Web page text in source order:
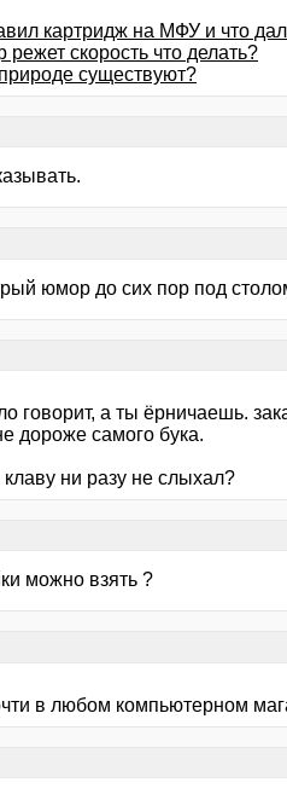
картридж на МФУ и что
режет скорость что делать?
существуют?
юмор до сих пор под
говорит, а ты ёрничаешь.
дороже самого бука.
ни разу не слыхал?
можно взять ?
в любом компьютерном